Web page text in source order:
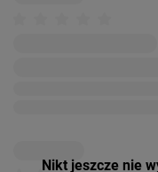
Nikt jeszcze nie